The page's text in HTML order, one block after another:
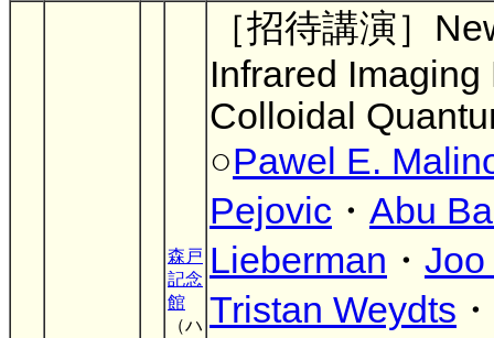
森戸
記念
館
（ハ
［招待講演］
Infrared
Colloidal
○Pawel E.
Pejovic ・ Abu
Lieberman ・ Joo
Tristan Weydts ・